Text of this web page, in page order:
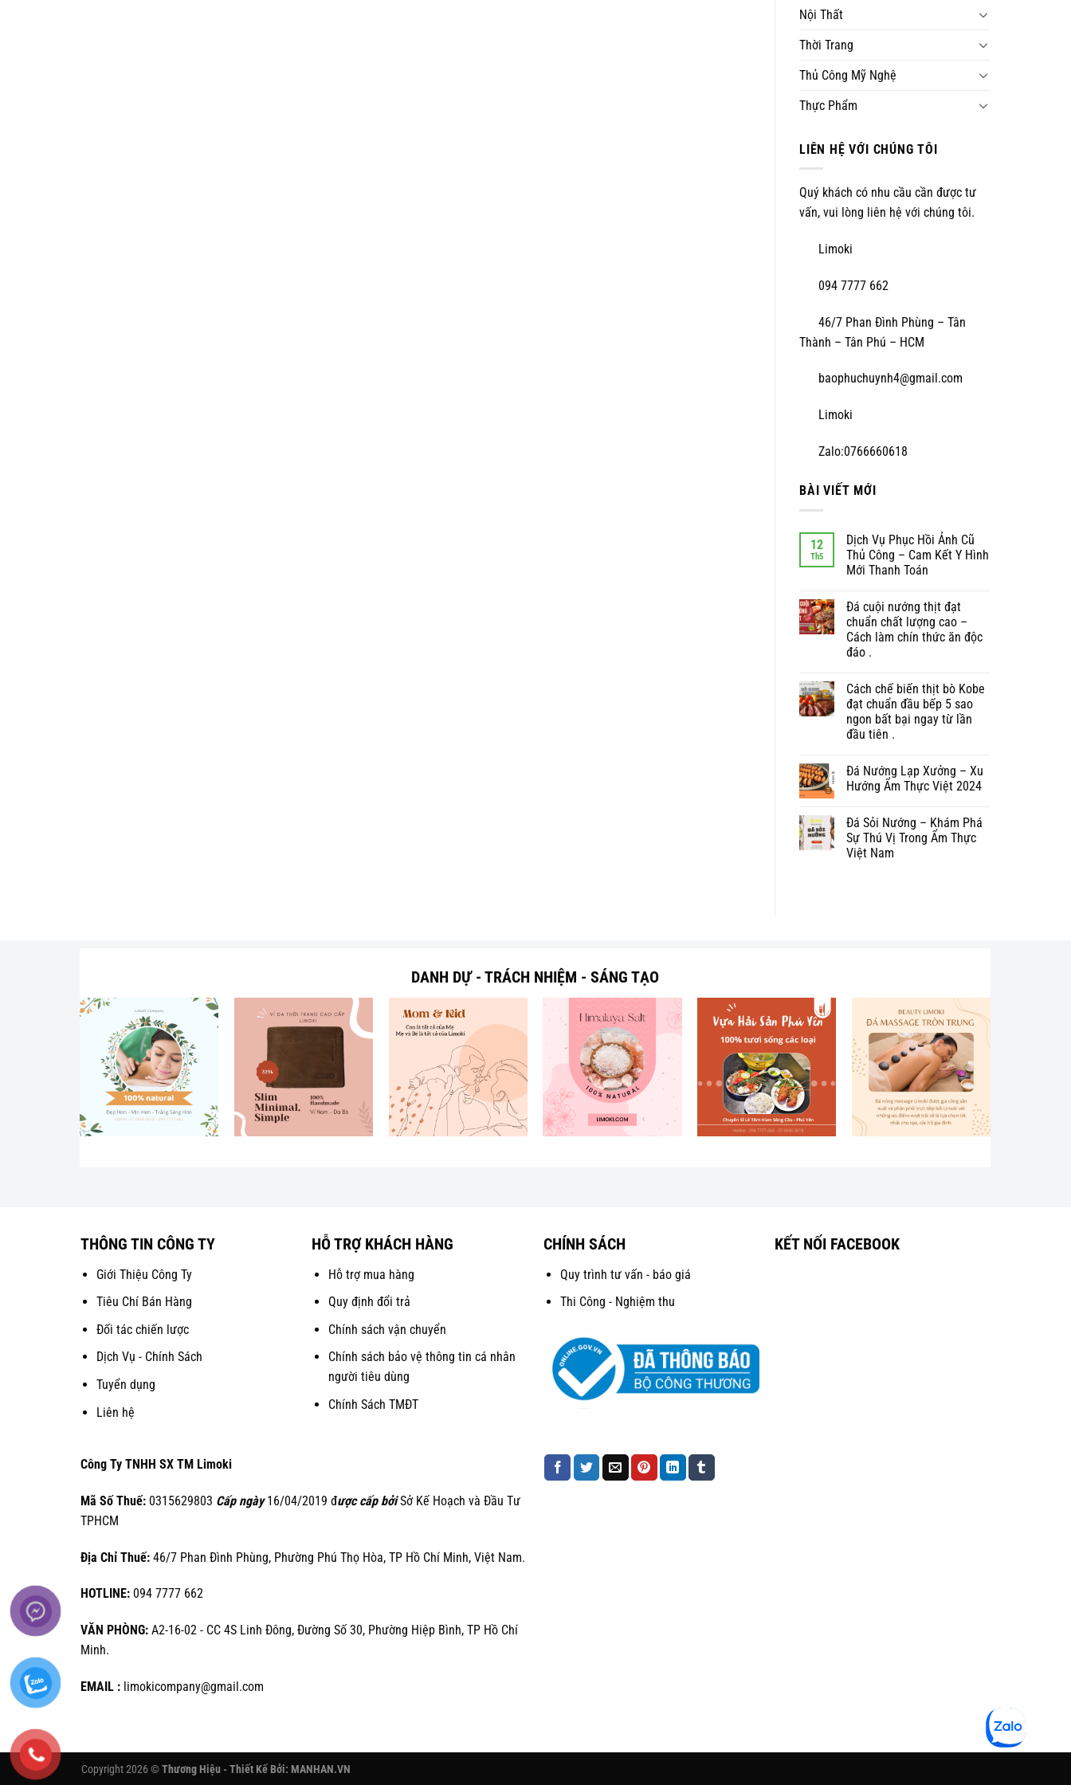
Nội Thất
Thời Trang
Thủ Công Mỹ Nghệ
Thực Phẩm
LIÊN HỆ VỚI CHÚNG TÔI
Quý khách có nhu cầu cần được tư
vấn, vui lòng liên hệ với chúng tôi.
Limoki
094 7777 662
46/7 Phan Đình Phùng – Tân
Thành – Tân Phú – HCM
baophuchuynh4@gmail.com
Limoki
Zalo:0766660618
BÀI VIẾT MỚI
12
Th5
Dịch Vụ Phục Hồi Ảnh Cũ
Thủ Công – Cam Kết Y Hình
Mới Thanh Toán
Đá cuội nướng thịt đạt
chuẩn chất lượng cao –
Cách làm chín thức ăn độc
đáo .
Cách chế biến thịt bò Kobe
đạt chuẩn đầu bếp 5 sao
ngon bất bại ngay từ lần
đầu tiên .
Đá Nướng Lạp Xưởng – Xu
Hướng Ẩm Thực Việt 2024
Đá Sỏi Nướng – Khám Phá
Sự Thú Vị Trong Ẩm Thực
Việt Nam
DANH DỰ - TRÁCH NHIỆM - SÁNG TẠO
THÔNG TIN CÔNG TY
Giới Thiệu Công Ty
Tiêu Chí Bán Hàng
Đối tác chiến lược
Dịch Vụ - Chính Sách
Tuyển dụng
Liên hệ
HỖ TRỢ KHÁCH HÀNG
Hỗ trợ mua hàng
Quy định đổi trả
Chính sách vận chuyển
Chính sách bảo vệ thông tin cá nhân
người tiêu dùng
Chính Sách TMĐT
CHÍNH SÁCH
Quy trình tư vấn - báo giá
Thi Công - Nghiệm thu
KẾT NỐI FACEBOOK
Công Ty TNHH SX TM Limoki
Mã Số Thuế:0315629803 Cấp ngày16/04/2019 được cấp bởiSở Kế Hoạch và Đầu Tư
TPHCM
Địa Chỉ Thuế:46/7 Phan Đình Phùng, Phường Phú Thọ Hòa, TP Hồ Chí Minh, Việt Nam.
HOTLINE:094 7777 662
VĂN PHÒNG:A2-16-02 - CC 4S Linh Đông, Đường Số 30, Phường Hiệp Bình, TP Hồ Chí
Minh.
EMAIL :limokicompany@gmail.com
Copyright 2026 ©Thương Hiệu - Thiết Kế Bởi: MANHAN.VN